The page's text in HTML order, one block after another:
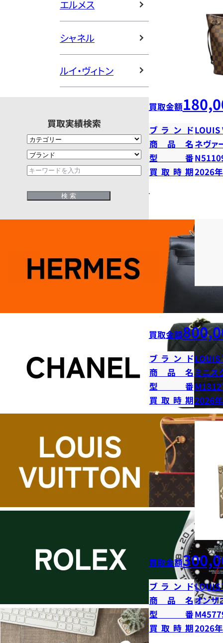
エルメス
シャネル
ルイ・ヴィトン
買取実績検索
買取金額
ブランドLOUIS
商品名 ネヴァ
型番
買取時期2026
買取金額
ブランドLOUIS
商品名ミニス
型番
買取時期2026
買取金額
ブランドLOUIS
商品名オンザ
型番
買取時期2026